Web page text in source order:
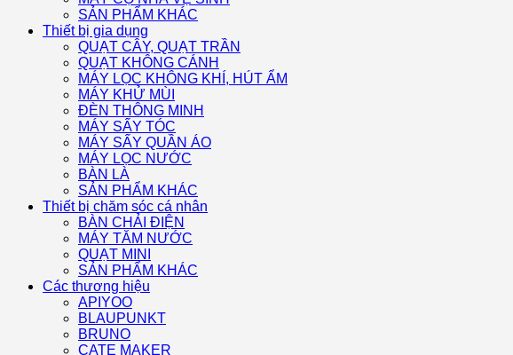
SẢN PHẨM KHÁC
Thiết bị gia dụng
QUẠT CÂY, QUẠT TRẦN
QUẠT KHÔNG CÁNH
MÁY LỌC KHÔNG KHÍ, HÚT ẨM
MÁY KHỬ MÙI
ĐÈN THÔNG MINH
MÁY SẤY TÓC
MÁY SẤY QUẦN ÁO
MÁY LỌC NƯỚC
BÀN LÀ
SẢN PHẨM KHÁC
Thiết bị chăm sóc cá nhân
BÀN CHẢI ĐIỆN
MÁY TĂM NƯỚC
QUẠT MINI
SẢN PHẨM KHÁC
Các thương hiệu
APIYOO
BLAUPUNKT
BRUNO
CATE MAKER